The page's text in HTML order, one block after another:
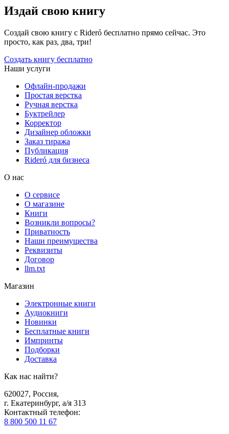
Издай свою книгу
Создай свою книгу с Rideró бесплатно прямо сейчас. Это
просто, как раз, два, три!
Создать книгу бесплатно
Наши услуги
Офлайн-продажи
Простая верстка
Ручная верстка
Буктрейлер
Корректор
Дизайнер обложки
Заказ тиража
Публикация
Rideró для бизнеса
О нас
О сервисе
О магазине
Книги
Возникли вопросы?
Приватность
Наши преимущества
Реквизиты
Договор
llm.txt
Магазин
Электронные книги
Аудиокниги
Новинки
Бесплатные книги
Импринты
Подборки
Доставка
Как нас найти?
620027, Россия,
г. Екатеринбург, а/я 313
Контактный телефон:
8 800 500 11 67